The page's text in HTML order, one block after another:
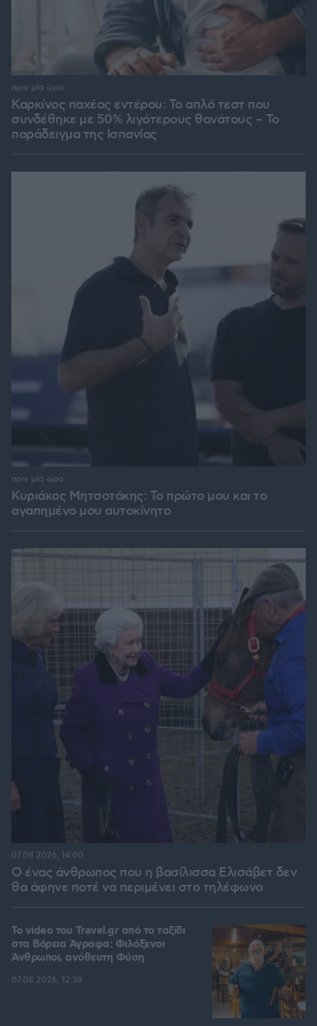
Καρκίνος παχέος εντέρου: Το απλό τεστ που
συνδέθηκε με 50% λιγότερους θανάτους – Το
παράδειγμα της Ισπανίας
πριν μία ώρα
Κυριάκος Μητσοτάκης: Το πρώτο μου και το
αγαπημένο μου αυτοκίνητο
πριν μία ώρα
Ο ένας άνθρωπος που η βασίλισσα Ελισάβετ δεν
θα άφηνε ποτέ να περιμένει στο τηλέφωνο
07.08.2026, 14:00
To video του Travel.gr από το ταξίδι
στα Βόρεια Άγραφα: Φιλόξενοι
Άνθρωποι, ανόθευτη Φύση
07.08.2026, 12:38